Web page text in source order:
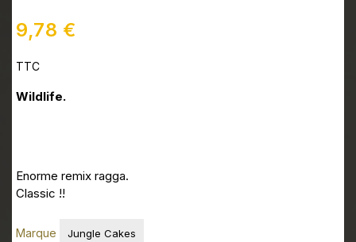
9,78 €
TTC
Wildlife.
Enorme remix ragga.
Classic !!
Marque Jungle Cakes